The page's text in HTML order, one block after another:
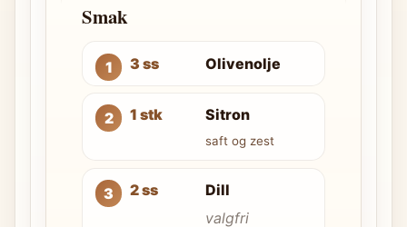
Smak
3 ss Olivenolje
1 stk Sitron
saft og zest
2 ss
Dill
valgfri